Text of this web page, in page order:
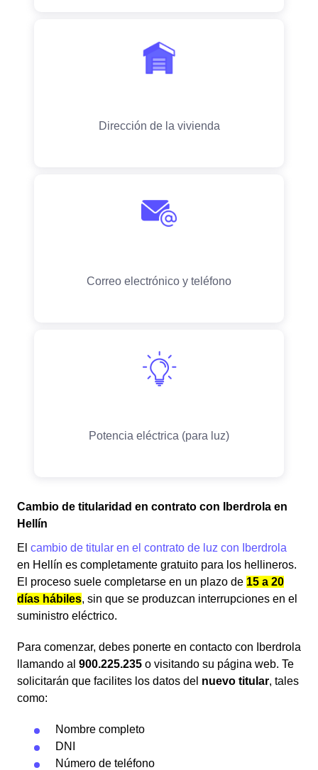
Cambio de titularidad en contrato con Iberdrola en
Hellín
El cambio de titular en el contrato de luz con Iberdrola
en Hellín es completamente gratuito para los hellineros.
El proceso suele completarse en un plazo de 15 a 20
días hábiles, sin que se produzcan interrupciones en el
suministro eléctrico.
Para comenzar, debes ponerte en contacto con Iberdrola
llamando al 900.225.235 o visitando su página web. Te
solicitarán que facilites los datos del nuevo titular, tales
como:
Nombre completo
DNI
Número de teléfono